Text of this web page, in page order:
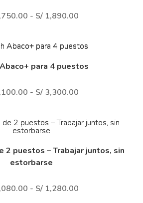
- S/1,890.00
para 4 puestos
- S/3,300.00
2 puestos – Trabajar juntos, sin
estorbarse
- S/1,280.00